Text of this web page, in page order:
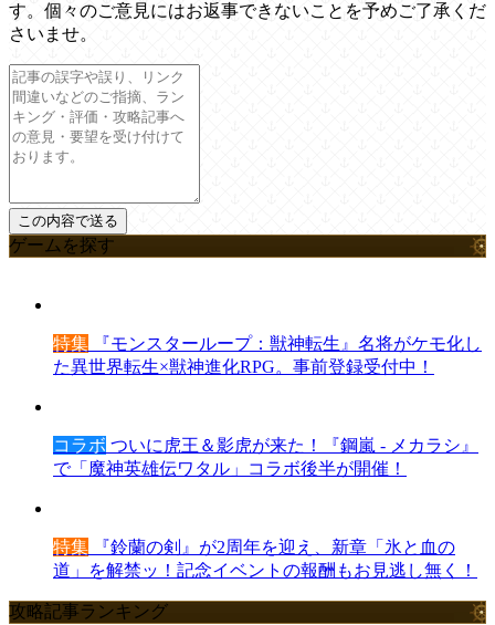
す。個々のご意見にはお返事できないことを予めご了承くだ
さいませ。
ゲームを探す
特集 『モンスターループ：獣神転生』名将がケモ化し
た異世界転生×獣神進化RPG。事前登録受付中！
コラボ ついに虎王＆影虎が来た！『鋼嵐 - メカラシ』
で「魔神英雄伝ワタル」コラボ後半が開催！
特集 『鈴蘭の剣』が2周年を迎え、新章「氷と血の
道」を解禁ッ！記念イベントの報酬もお見逃し無く！
攻略記事ランキング